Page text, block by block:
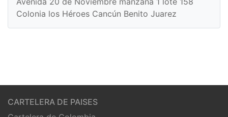
Colonia los Héroes Cancún Benito Juarez
CARTELERA DE PAISES